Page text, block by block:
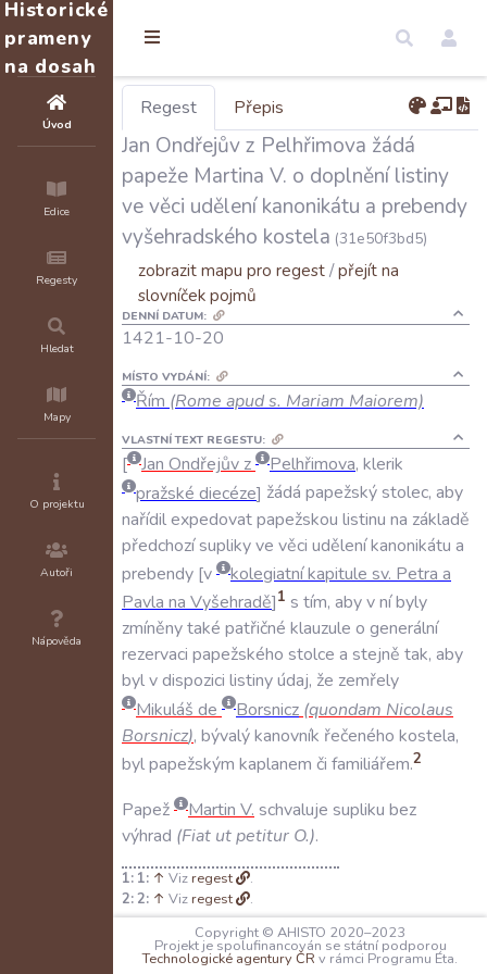
Historické
prameny
na dosah
Úvod
Edice
Regesty
Hledat
Mapy
O projektu
Autoři
Nápověda
Regest Přepis
Jan Ondřejův z Pelhřimova žádá
papeže Martina V. o doplnění listiny
ve věci udělení kanonikátu a prebendy
vyšehradského kostela (31e50f3bd5)
zobrazit mapu pro regest/přejít na
slovníček pojmů
DENNÍ DATUM:
1421-10-20
MÍSTO VYDÁNÍ:
Řím (Rome apud s. Mariam Maiorem)
VLASTNÍ TEXT REGESTU:
Jan Ondřejův z Pelhřimova, klerik
pražské diecéze žádá papežskýstolec, aby
nařídilexpedovatpapežskou listinu na základě
předchozísuplikyve věci uděleníkanonikátu a
prebendy v kolegiatníkapitule sv. Petra a
Pavla na Vyšehradě 1 s tím, abyvníbyly
zmíněnytaké patřičné klauzule o generální
rezervaci papežského stolce a stejně tak, aby
bylvdispozici listinyúdaj, že zemřely
Mikuláš de Borsnicz (quondam Nicolaus
Borsnicz), bývalýkanovník řečeného kostela,
bylpapežským kaplanem či familiářem.2
Papež Martin V. schvaluje supliku bez
výhrad (Fiat utpetitur O.).
1: ↑ Viz regest
.
2: ↑ Viz regest .
N/A
Copyright © AHISTO 2020–2023
Projekt je spolufinancován se státní podporou
Technologické agentury ČR v rámci Programu Éta.